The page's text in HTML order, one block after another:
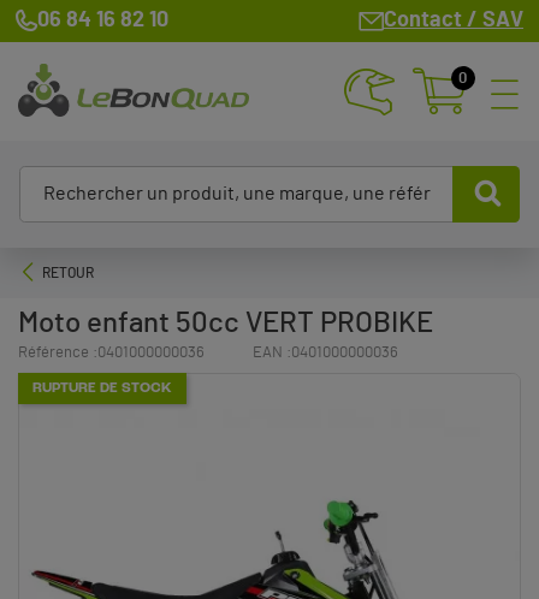
06 84 16 82 10 Contact / SAV
0
RETOUR
Moto enfant 50cc VERT PROBIKE
Référence :0401000000036 EAN :0401000000036
RUPTURE DE STOCK